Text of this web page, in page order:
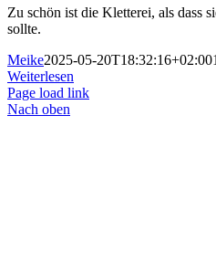
Zu schön ist die Kletterei, als dass
sollte.
Meike2025-05-20T18:32:16+02:00
Weiterlesen
Page load link
Nach oben